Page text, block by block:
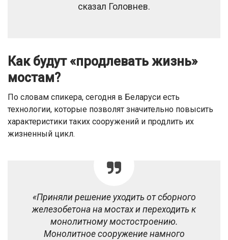
сказал Головнев.
Как будут «продлевать жизнь»
мостам?
По словам спикера, сегодня в Беларуси есть
технологии, которые позволят значительно повысить
характеристики таких сооружений и продлить их
жизненный цикл.
«Приняли решение уходить от сборного
железобетона на мостах и переходить к
монолитному мостостроению.
Монолитное сооружение намного